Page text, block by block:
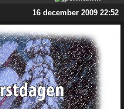
16 december 2009 22:52